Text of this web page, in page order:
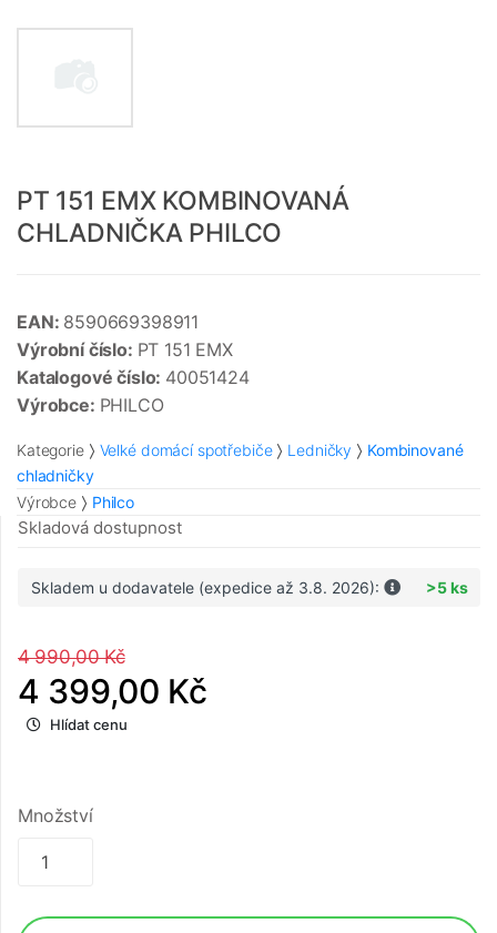
PT 151 EMX KOMBINOVANÁ
CHLADNIČKA PHILCO
EAN: 8590669398911
Výrobní číslo: PT 151 EMX
Katalogové číslo: 40051424
Výrobce: PHILCO
Kategorie Velké domácí spotřebiče Ledničky
Kombinované
chladničky
Výrobce
Philco
Skladová dostupnost
Skladem u dodavatele (expedice až 3.8. 2026): >5 ks
4 990,00 Kč
4 399,00 Kč
Hlídat cenu
Množství